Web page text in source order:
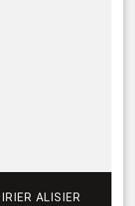
ALISIER